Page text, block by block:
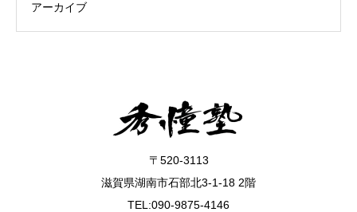
〒520-3113
滋賀県湖南市石部北3-1-18 2階
TEL:090-9875-4146